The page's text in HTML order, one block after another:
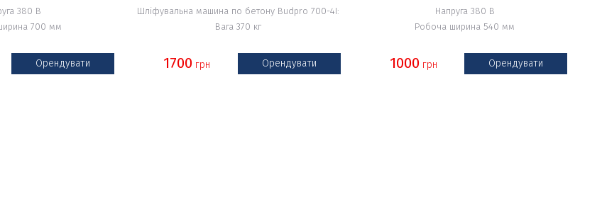
380 В
700 мм
Орендувати
Шліфувальна машина по бетону Budpro 700-4I:
Вага 370 кг
1700 грн Орендувати
Напруга 380 В
Робоча ширина 540 мм
1000 грн Орендувати